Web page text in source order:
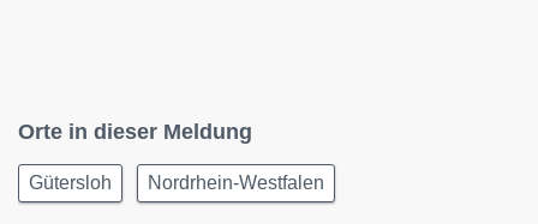
Orte in dieser Meldung
Gütersloh Nordrhein-Westfalen